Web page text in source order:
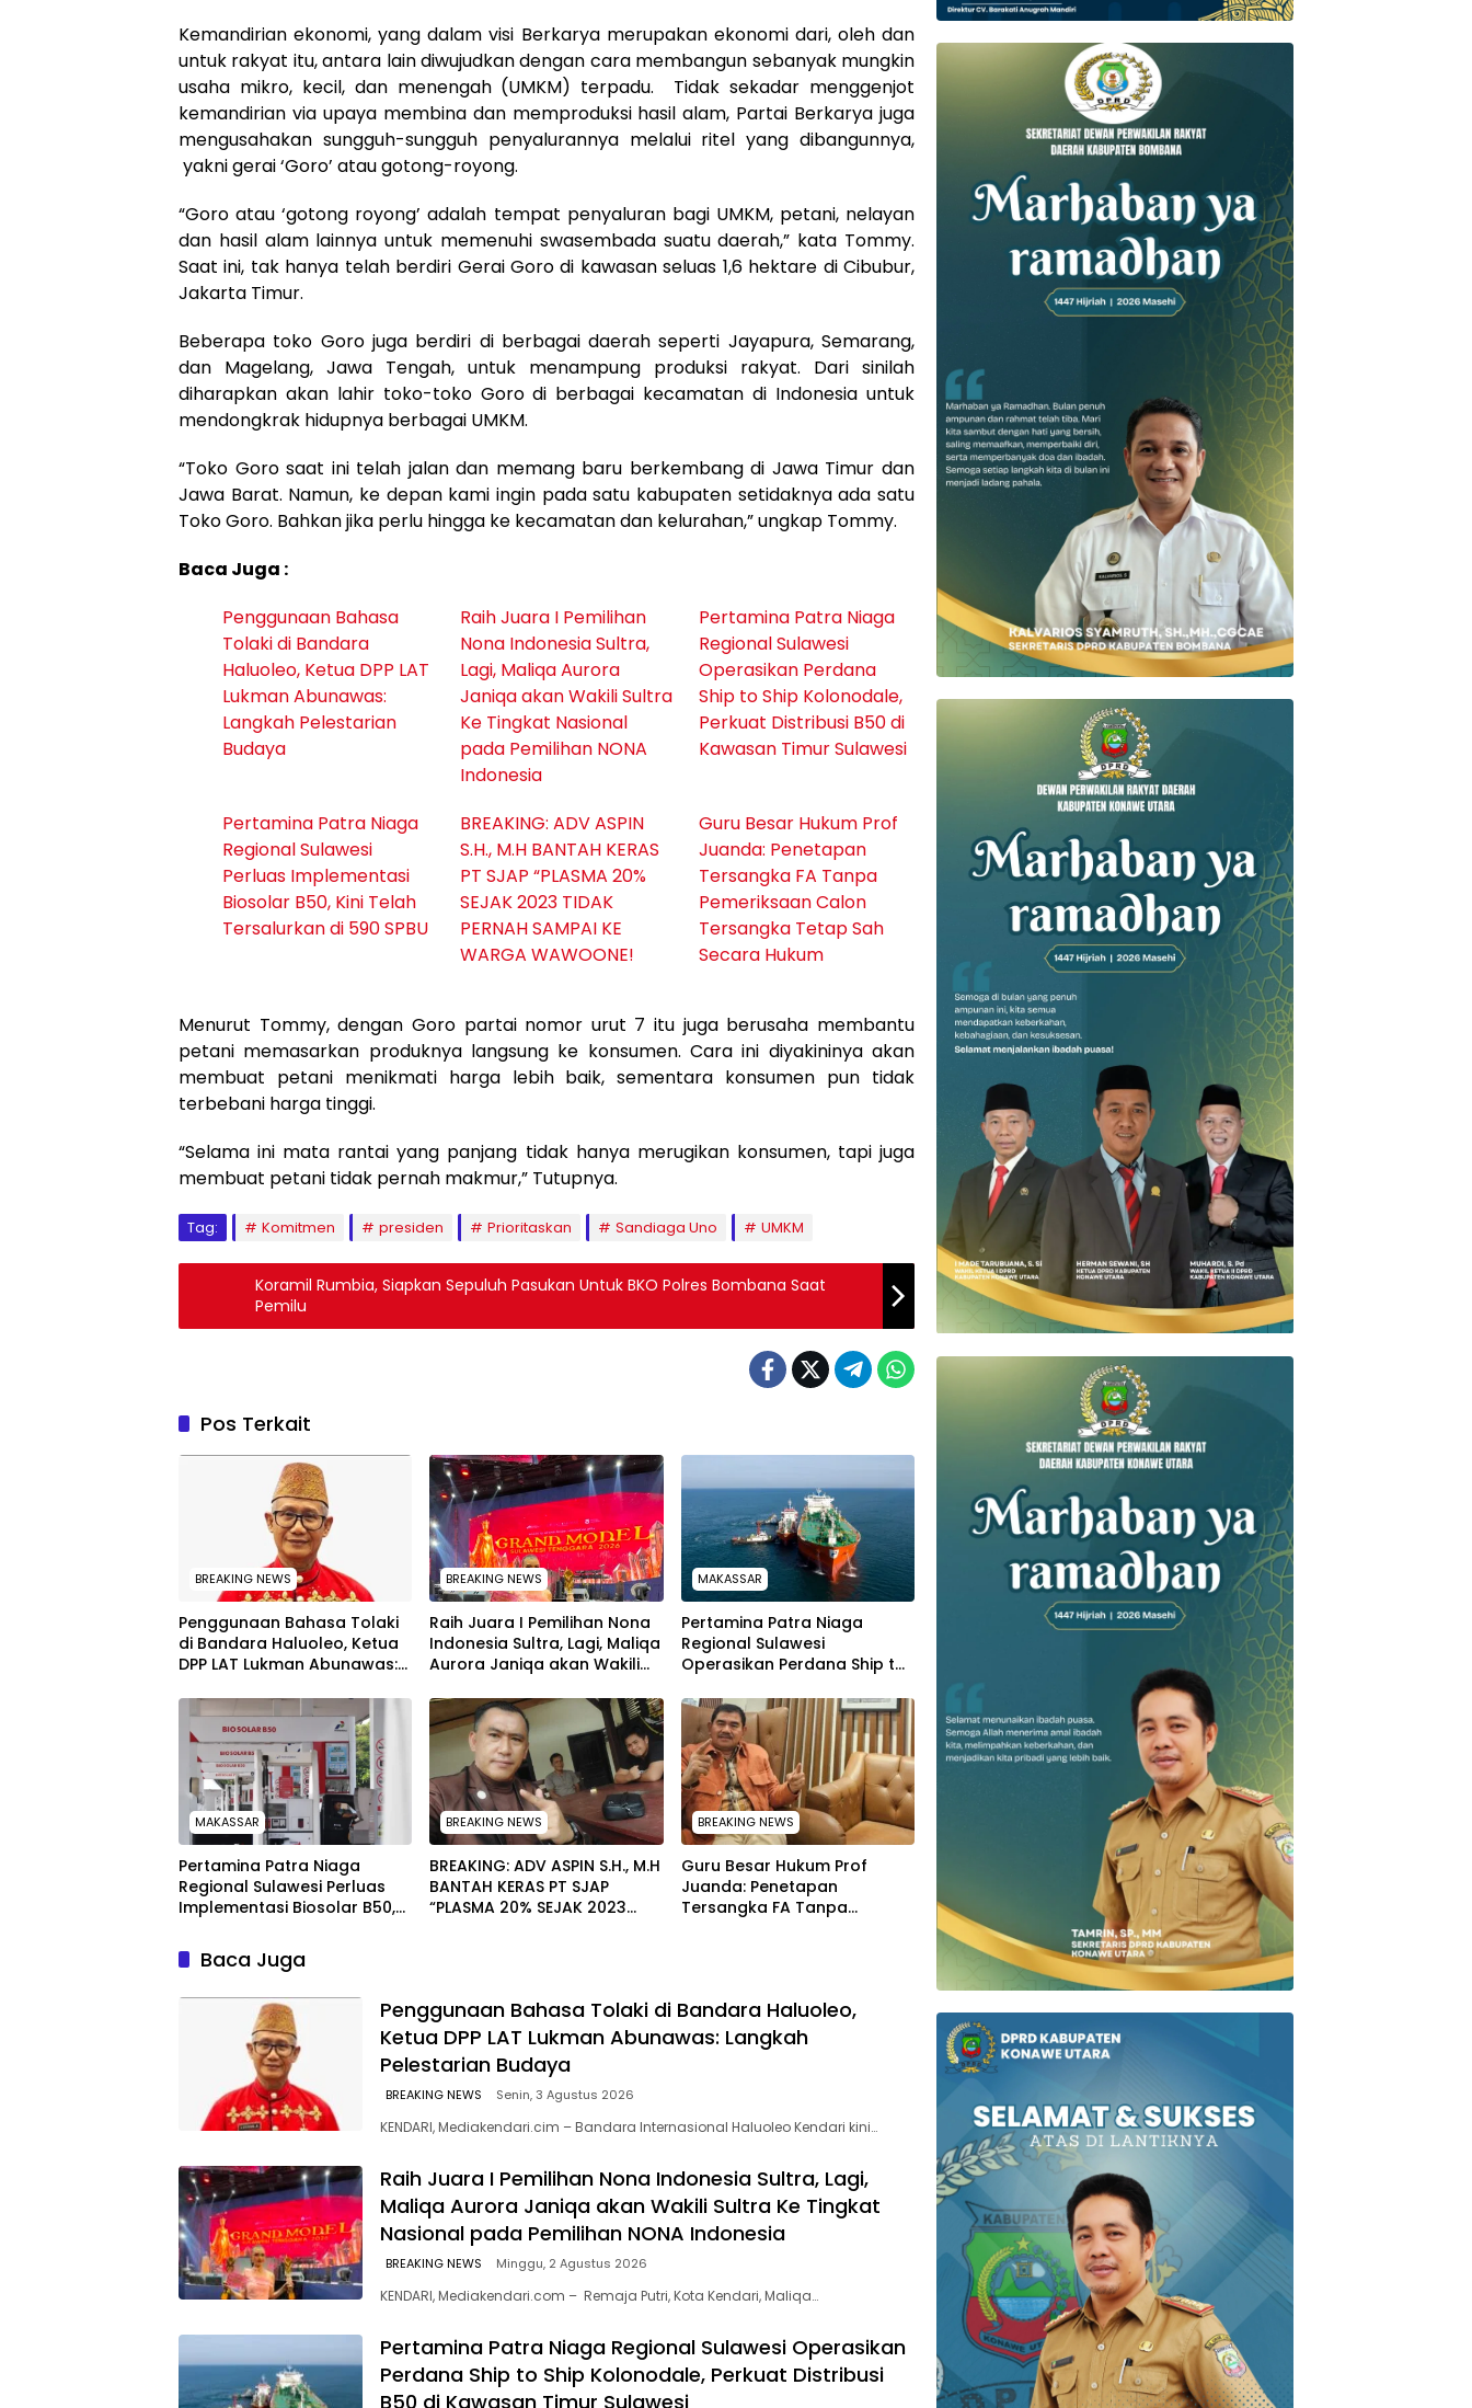
Kemandirian ekonomi, yang dalam visi Berkarya merupakan ekonomi dari, oleh dan
untuk rakyat itu, antara lain diwujudkan dengan cara membangun sebanyak mungkin
usaha mikro, kecil, dan menengah (UMKM) terpadu. Tidak sekadar menggenjot
kemandirian via upaya membina dan memproduksi hasil alam, Partai Berkarya juga
mengusahakan sungguh-sungguh penyalurannya melalui ritel yang dibangunnya,
yakni gerai ‘Goro’ atau gotong-royong.
“Goro atau ‘gotong royong’ adalah tempat penyaluran bagi UMKM, petani, nelayan
dan hasil alam lainnya untuk memenuhi swasembada suatu daerah,” kata Tommy.
Saat ini, tak hanya telah berdiri Gerai Goro di kawasan seluas 1,6 hektare di Cibubur,
Jakarta Timur.
Beberapa toko Goro juga berdiri di berbagai daerah seperti Jayapura, Semarang,
dan Magelang, Jawa Tengah, untuk menampung produksi rakyat. Dari sinilah
diharapkan akan lahir toko-toko Goro di berbagai kecamatan di Indonesia untuk
mendongkrak hidupnya berbagai UMKM.
“Toko Goro saat ini telah jalan dan memang baru berkembang di Jawa Timur dan
Jawa Barat. Namun, ke depan kami ingin pada satu kabupaten setidaknya ada satu
Toko Goro. Bahkan jika perlu hingga ke kecamatan dan kelurahan,” ungkap Tommy.
Baca Juga :
Penggunaan Bahasa
Tolaki di Bandara
Haluoleo, Ketua DPP LAT
Lukman Abunawas:
Langkah Pelestarian
Budaya
‎Raih Juara I Pemilihan
Nona Indonesia Sultra,
Lagi, Maliqa Aurora
Janiqa akan Wakili Sultra
Ke Tingkat Nasional
pada Pemilihan NONA
Indonesia
Pertamina Patra Niaga
Regional Sulawesi
Operasikan Perdana
Ship to Ship Kolonodale,
Perkuat Distribusi B50 di
Kawasan Timur Sulawesi
Pertamina Patra Niaga
Regional Sulawesi
Perluas Implementasi
Biosolar B50, Kini Telah
Tersalurkan di 590 SPBU
BREAKING: ADV ASPIN
S.H., M.H BANTAH KERAS
PT SJAP “PLASMA 20%
SEJAK 2023 TIDAK
PERNAH SAMPAI KE
WARGA WAWOONE!
Guru Besar Hukum Prof
Juanda: Penetapan
Tersangka FA Tanpa
Pemeriksaan Calon
Tersangka Tetap Sah
Secara Hukum
Menurut Tommy, dengan Goro partai nomor urut 7 itu juga berusaha membantu
petani memasarkan produknya langsung ke konsumen. Cara ini diyakininya akan
membuat petani menikmati harga lebih baik, sementara konsumen pun tidak
terbebani harga tinggi.
“Selama ini mata rantai yang panjang tidak hanya merugikan konsumen, tapi juga
membuat petani tidak pernah makmur,” Tutupnya.
Tag: Komitmen presiden Prioritaskan Sandiaga Uno UMKM
Koramil Rumbia, Siapkan Sepuluh Pasukan Untuk BKO Polres Bombana Saat
Pemilu
Pos Terkait
BREAKING NEWS
Penggunaan Bahasa Tolaki
di Bandara Haluoleo, Ketua
DPP LAT Lukman Abunawas:
BREAKING NEWS
‎Raih Juara I Pemilihan Nona
Indonesia Sultra, Lagi, Maliqa
Aurora Janiqa akan Wakili
pada Pemilihan NONA
Indonesia
MAKASSAR
Pertamina Patra Niaga
Regional Sulawesi
Operasikan Perdana Ship to
Distribusi B50 di Kawasan
Timur Sulawesi
MAKASSAR
Pertamina Patra Niaga
Regional Sulawesi Perluas
Implementasi Biosolar B50,
SPBU
BREAKING NEWS
BREAKING: ADV ASPIN S.H., M.H
BANTAH KERAS PT SJAP
“PLASMA 20% SEJAK 2023
BREAKING NEWS
Guru Besar Hukum Prof
Juanda: Penetapan
Tersangka FA Tanpa
Baca Juga
Penggunaan Bahasa Tolaki di Bandara Haluoleo,
Ketua DPP LAT Lukman Abunawas: Langkah
Pelestarian Budaya
BREAKING NEWS Senin, 3 Agustus 2026
KENDARI, Mediakendari.cim – Bandara Internasional Haluoleo Kendari kini…
‎Raih Juara I Pemilihan Nona Indonesia Sultra, Lagi,
Maliqa Aurora Janiqa akan Wakili Sultra Ke Tingkat
Nasional pada Pemilihan NONA Indonesia
BREAKING NEWS Minggu, 2 Agustus 2026
KENDARI, Mediakendari.com – Remaja Putri, Kota Kendari, Maliqa…
Pertamina Patra Niaga Regional Sulawesi Operasikan
Perdana Ship to Ship Kolonodale, Perkuat Distribusi
B50 di Kawasan Timur Sulawesi